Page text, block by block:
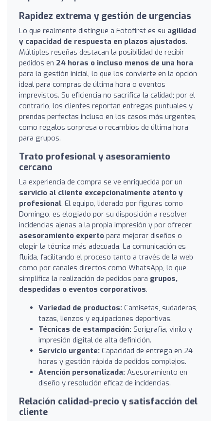
Rapidez extrema y gestión de urgencias
Lo que realmente distingue a Fotofirst es su agilidad
y capacidad de respuesta en plazos ajustados.
Múltiples reseñas destacan la posibilidad de recibir
pedidos en 24 horas o incluso menos de una hora
para la gestión inicial, lo que los convierte en la opción
ideal para compras de última hora o eventos
imprevistos. Su eficiencia no sacrifica la calidad; por el
contrario, los clientes reportan entregas puntuales y
prendas perfectas incluso en los casos más urgentes,
como regalos sorpresa o recambios de última hora
para grupos.
Trato profesional y asesoramiento
cercano
La experiencia de compra se ve enriquecida por un
servicio al cliente excepcionalmente atento y
profesional. El equipo, liderado por figuras como
Domingo, es elogiado por su disposición a resolver
incidencias ajenas a la propia impresión y por ofrecer
asesoramiento experto para mejorar diseños o
elegir la técnica más adecuada. La comunicación es
fluida, facilitando el proceso tanto a través de la web
como por canales directos como WhatsApp, lo que
simplifica la realización de pedidos para grupos,
despedidas o eventos corporativos.
Variedad de productos: Camisetas, sudaderas,
tazas, lienzos y equipaciones deportivas.
Técnicas de estampación: Serigrafía, vinilo y
impresión digital de alta definición.
Servicio urgente: Capacidad de entrega en 24
horas y gestión rápida de pedidos complejos.
Atención personalizada: Asesoramiento en
diseño y resolución eficaz de incidencias.
Relación calidad-precio y satisfacción del
cliente